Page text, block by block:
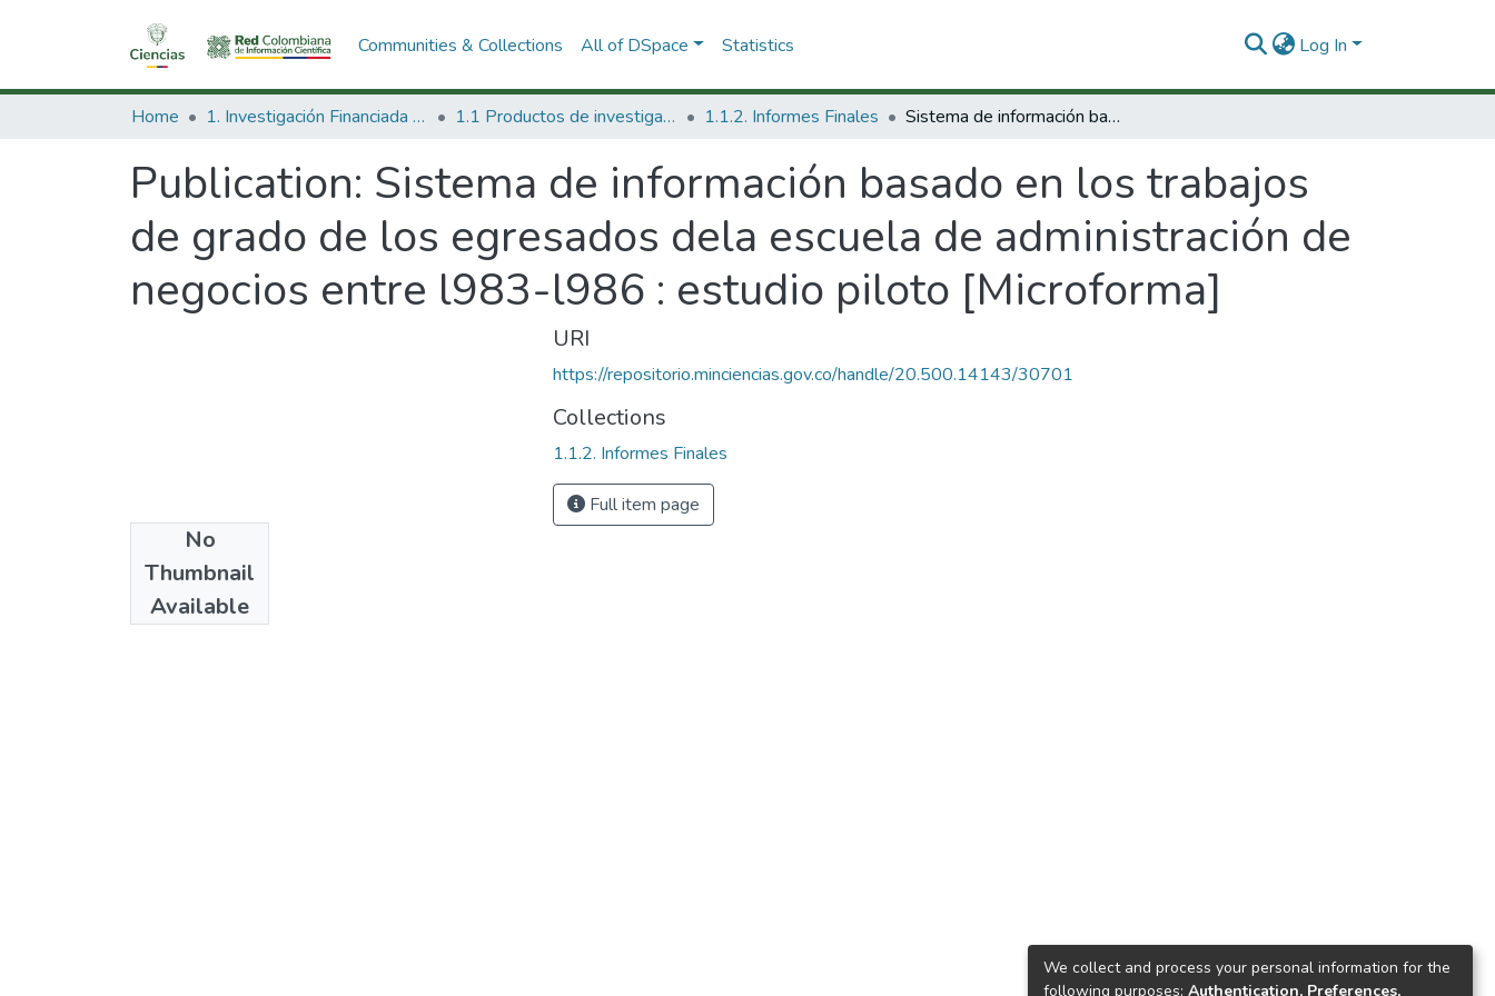
Communities & Collections All of DSpace Statistics Log In
Home 1. Investigación Financiada con Recursos Públicos 1.1 Productos de investigación 1.1.2. Informes Finales Sistema de información basado en los trabajos de grado de los egresados dela escuela de administración de negocios entre l983-l986 : estudio piloto [Microforma]
Publication: Sistema de información basado en los trabajos
de grado de los egresados dela escuela de administración de
negocios entre l983-l986 : estudio piloto [Microforma]
No
Thumbnail
Available
1987
URI
https://repositorio.minciencias.gov.co/handle/20.500.14143/30701
Collections
1.1.2. Informes Finales
Full item page
We collect and process your personal information for the
following purposes: Authentication, Preferences,